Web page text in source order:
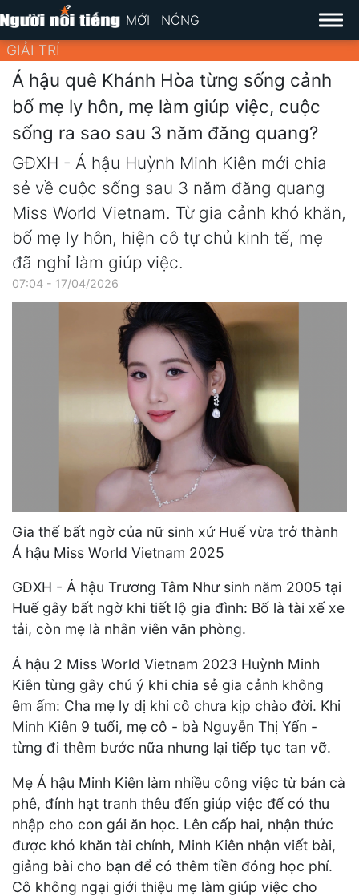
MỚI NÓNG
GIẢI TRÍ
Á hậu quê Khánh Hòa từng sống cảnh
bố mẹ ly hôn, mẹ làm giúp việc, cuộc
sống ra sao sau 3 năm đăng quang?
GĐXH - Á hậu Huỳnh Minh Kiên mới chia
sẻ về cuộc sống sau 3 năm đăng quang
Miss World Vietnam. Từ gia cảnh khó khăn,
bố mẹ ly hôn, hiện cô tự chủ kinh tế, mẹ
đã nghỉ làm giúp việc.
07:04 - 17/04/2026
Gia thế bất ngờ của nữ sinh xứ Huế vừa trở thành
Á hậu Miss World Vietnam 2025
GĐXH - Á hậu Trương Tâm Như sinh năm 2005 tại
Huế gây bất ngờ khi tiết lộ gia đình: Bố là tài xế xe
tải, còn mẹ là nhân viên văn phòng.
Á hậu 2 Miss World Vietnam 2023 Huỳnh Minh
Kiên từng gây chú ý khi chia sẻ gia cảnh không
êm ấm: Cha mẹ ly dị khi cô chưa kịp chào đời. Khi
Minh Kiên 9 tuổi, mẹ cô - bà Nguyễn Thị Yến -
từng đi thêm bước nữa nhưng lại tiếp tục tan vỡ.
Mẹ Á hậu Minh Kiên làm nhiều công việc từ bán cà
phê, đính hạt tranh thêu đến giúp việc để có thu
nhập cho con gái ăn học. Lên cấp hai, nhận thức
được khó khăn tài chính, Minh Kiên nhận viết bài,
giảng bài cho bạn để có thêm tiền đóng học phí.
Cô không ngại giới thiệu mẹ làm giúp việc cho